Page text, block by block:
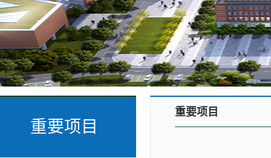
重要项目
重要项目